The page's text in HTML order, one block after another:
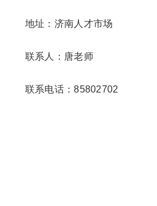
地址：济南人才市场
联系人：唐老师
联系电话：85802702